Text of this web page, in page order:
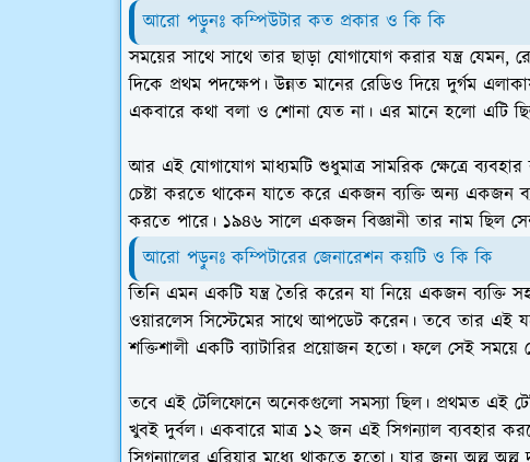
আরো পড়ুনঃ কম্পিউটার কত প্রকার ও কি কি
সময়ের সাথে সাথে তার ছাড়া যোগাযোগ করার যন্ত্র যেমন,
দিকে প্রথম পদক্ষেপ। উন্নত মানের রেডিও দিয়ে দুর্গম
একবারে কথা বলা ও শোনা যেত না। এর মানে হলো এটি
আর এই যোগাযোগ মাধ্যমটি শুধুমাত্র সামরিক ক্ষেত্রে
চেষ্টা করতে থাকেন যাতে করে একজন ব্যক্তি অন্য একজন
করতে পারে। ১৯৪৬ সালে একজন বিজ্ঞানী তার নাম ছিল
আরো পড়ুনঃ কম্পিটারের জেনারেশন কয়টি ও কি কি
তিনি এমন একটি যন্ত্র তৈরি করেন যা নিয়ে একজন ব্যক্তি
ওয়ারলেস সিস্টেমের সাথে আপডেট করেন। তবে তার এই
শক্তিশালী একটি ব্যাটারির প্রয়োজন হতো। ফলে সেই
তবে এই টেলিফোনে অনেকগুলো সমস্যা ছিল। প্রথমত এই
খুবই দুর্বল। একবারে মাত্র ১২ জন এই সিগন্যাল ব্যবহার